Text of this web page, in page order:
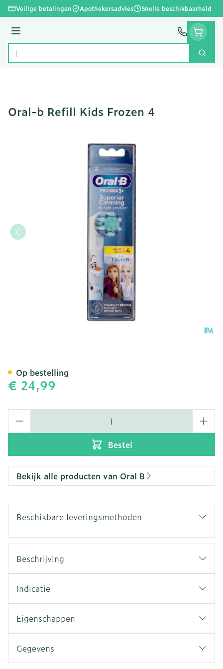
Ga naar de inhoud
Veilige betalingen Apothekersadvies Snelle beschikbaarheid
Menu
Product, merk, categorie...
Zoek
Oral-b Refill Kids Frozen 4
€ 24,99
Bestel
Op bestelling
Bekijk alle producten van Oral B
Beschikbare leveringsmethoden
Beschrijving
Indicatie
Eigenschappen
Gegevens